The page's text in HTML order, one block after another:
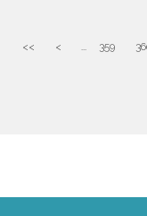
<< < ... 359